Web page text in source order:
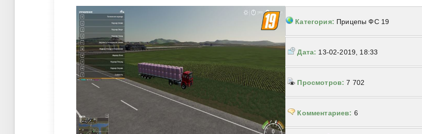
Категория: Прицепы ФС 19
Дата: 13-02-2019, 18:33
Просмотров: 7 702
Комментариев: 6